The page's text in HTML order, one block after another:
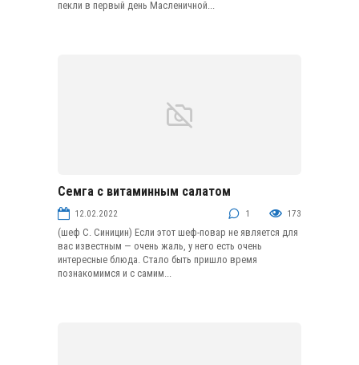
пекли в первый день Масленичной...
Семга с витаминным салатом
12.02.2022 1 173
(шеф С. Синицин) Если этот шеф-повар не является для
вас известным — очень жаль, у него есть очень
интересные блюда. Стало быть пришло время
познакомимся и с самим...